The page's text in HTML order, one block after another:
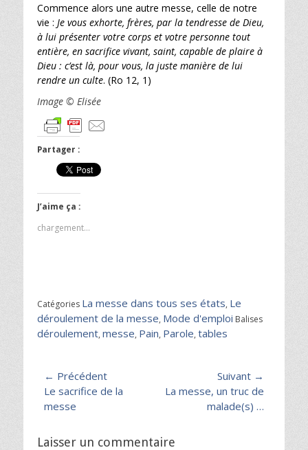
Commence alors une autre messe, celle de notre
vie : Je vous exhorte, frères, par la tendresse de Dieu,
à lui présenter votre corps et votre personne tout
entière, en sacrifice vivant, saint, capable de plaire à
Dieu : c’est là, pour vous, la juste manière de lui
rendre un culte. (Ro 12, 1)
Image © Elisée
Partager :
J’aime ça :
chargement…
Catégories La messe dans tous ses états, Le
déroulement de la messe, Mode d'emploi Balises
déroulement, messe, Pain, Parole, tables
Navigation
de
l’article
← Précédent
Article
précédent :
Le sacrifice de la
messe
Suivant →
Article
La messe, un truc de
malade(s) …
Laisser un commentaire